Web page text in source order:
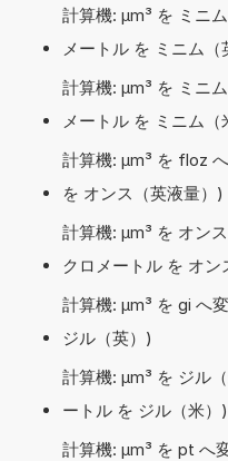
計算機: µm³ を ミニ
メートル を ミニム（
計算機: µm³ を ミニ
メートル を ミニム（
計算機: µm³ を floz
を オンス（英液量）)
計算機: µm³ を オン
クロメートル を オン
計算機: µm³ を gi へ
ジル（英）)
計算機: µm³ を ジル
ートル を ジル（米）)
計算機: µm³ を pt へ